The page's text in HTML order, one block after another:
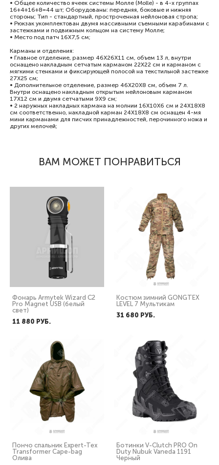
• Общее количество ячеек системы Молле (Molle) - в 4-х группах
16+4+16+8=44 шт; Оборудованы: передняя, боковые и нижняя
стороны; Тип - стандартный, простроченная нейлоновая стропа;
• Рюкзак укомплектован двумя массивными съемными карабинами с
застежками и подвижным кольцом на систему Молле;
• Место под патч 16Х7,5 см;
Карманы и отделения:
• Главное отделение, размер 46Х26Х11 см, объем 13 л, внутри
оснащено накладным сетчатым карманом 22Х22 см и карманом с
мягкими стенками и фиксирующей полосой на текстильной застежке
27Х25 см;
• Дополнительное отделение, размер 46Х20Х8 см, объем 7 л.
Внутри оснащено накладным открытым нейлоновым карманом
17Х12 см и двумя сетчатыми 9Х9 см;
• 2 наружных накладных кармана на молнии 16Х10Х6 см и 24Х18Х8
см соответственно, накладной карман 24Х18Х8 см оснащен 4-мя
мини карманами для писчих принадлежностей, перочинного ножа и
других мелочей;
ВАМ МОЖЕТ ПОНРАВИТЬСЯ
Фонарь Armytek Wizard C2
Pro Magnet USB (белый
свет)
11 880 PУБ.
Костюм зимний GONGTEX
LEVEL 7 Мультикам
31 680 PУБ.
Пончо спальник Expert-Tex
Transformer Cape-bag
Олива
Ботинки V-Clutch PRO On
Duty Nubuk Vaneda 1191
Черный